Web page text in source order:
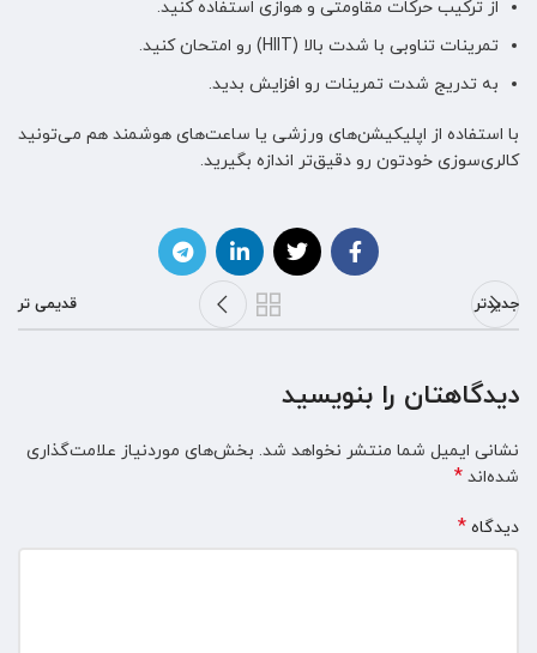
از ترکیب حرکات مقاومتی و هوازی استفاده کنید.
تمرینات تناوبی با شدت بالا (HIIT) رو امتحان کنید.
به تدریج شدت تمرینات رو افزایش بدید.
با استفاده از اپلیکیشن‌های ورزشی یا ساعت‌های هوشمند هم می‌تونید
کالری‌سوزی خودتون رو دقیق‌تر اندازه بگیرید.
جدیدتر قدیمی تر
دیدگاهتان را بنویسید
نشانی ایمیل شما منتشر نخواهد شد. بخش‌های موردنیاز علامت‌گذاری
شده‌اند *
دیدگاه *